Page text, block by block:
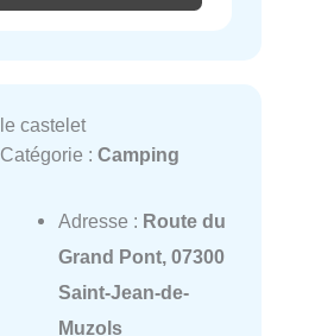
le castelet
Catégorie : Camping
Adresse : Route du
Grand Pont, 07300
Saint-Jean-de-
Muzols